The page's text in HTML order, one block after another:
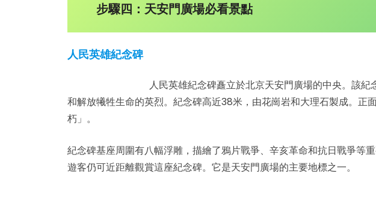
步驟四：天安門廣場必看景點
人民英雄紀念碑
人民英雄紀念碑矗立於北京天安門廣場的中央。該
和解放犧牲生命的英烈。紀念碑高近38米，由花崗岩和大理石製成。正
朽」。
紀念碑基座周圍有八幅浮雕，描繪了鴉片戰爭、辛亥革命和抗日戰爭等
遊客仍可近距離觀賞這座紀念碑。它是天安門廣場的主要地標之一。